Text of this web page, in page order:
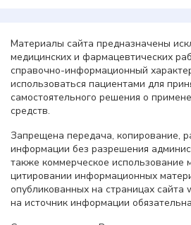
Материалы сайта предназначены
медицинских и фармацевтических
справочно-информационный
использоваться пациентами для
самостоятельного решения о
средств.
Запрещена передача, копирование,
информации без разрешения
также коммерческое использование
цитировании информационных
опубликованных на страницах сайта
на источник информации